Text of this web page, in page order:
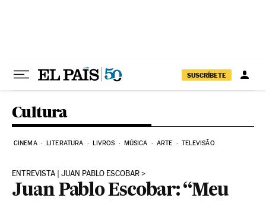
SUSCRÍBETE
Cultura
CINEMA LITERATURA LIVROS MÚSICA ARTE TELEVISÃO
ENTREVISTA | JUAN PABLO ESCOBAR
Juan Pablo Escobar: “Meu